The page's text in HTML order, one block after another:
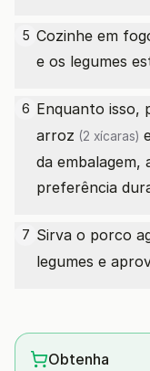
5 Cozinhe em
e os legumes
6 Enquanto isso,
arroz (2 xícaras)
da embalagem,
preferência
7 Sirva o porco
legumes e
Obtenha